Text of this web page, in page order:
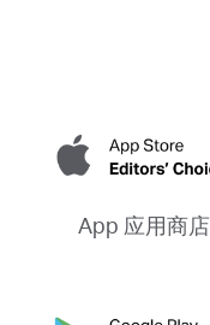
App 应用商店